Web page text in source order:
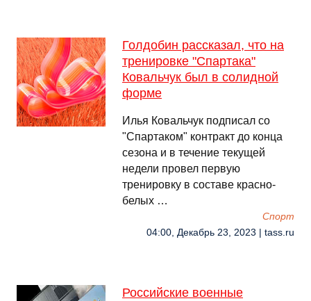
Голдобин рассказал, что на
тренировке "Спартака"
Ковальчук был в солидной
форме
Илья Ковальчук подписал со
"Спартаком" контракт до конца
сезона и в течение текущей
недели провел первую
тренировку в составе красно-
белых …
Спорт
04:00, Декабрь 23, 2023 | tass.ru
Российские военные